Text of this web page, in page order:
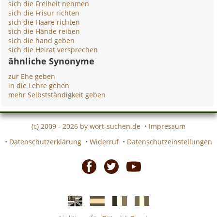
sich die Freiheit nehmen
sich die Frisur richten
sich die Haare richten
sich die Hände reiben
sich die hand geben
sich die Heirat versprechen
ähnliche Synonyme
zur Ehe geben
in die Lehre gehen
mehr Selbstständigkeit geben
(c) 2009 - 2026 by wort-suchen.de • Impressum
• Datenschutzerklärung • Widerruf • Datenschutzeinstellungen